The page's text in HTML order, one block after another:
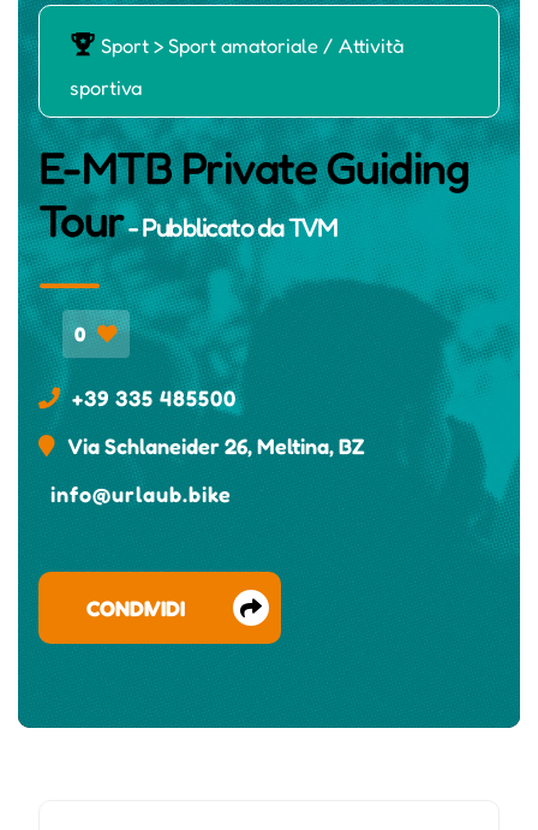
Ň Sport > Sport amatoriale / Attività
sportiva
E-MTB Private Guiding
Tour- Pubblicato daTVM
0
+39 335 485500
Via Schlaneider 26, Meltina, BZ
info@urlaub.bike
CONDIVIDI